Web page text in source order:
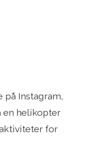
Instagram,
en helikopter
for